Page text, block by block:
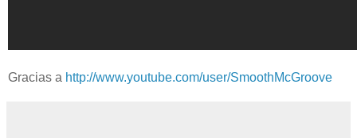
Gracias a http://www.youtube.com/user/SmoothMcGroove